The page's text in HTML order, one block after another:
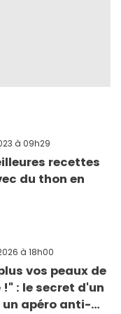
à 09h29
recettes
du thon en
à 18h00
vos peaux de
: le secret d'un
un apéro anti-